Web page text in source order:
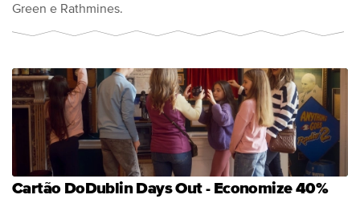
Green e Rathmines.
Cartão DoDublin Days Out - Economize 40%